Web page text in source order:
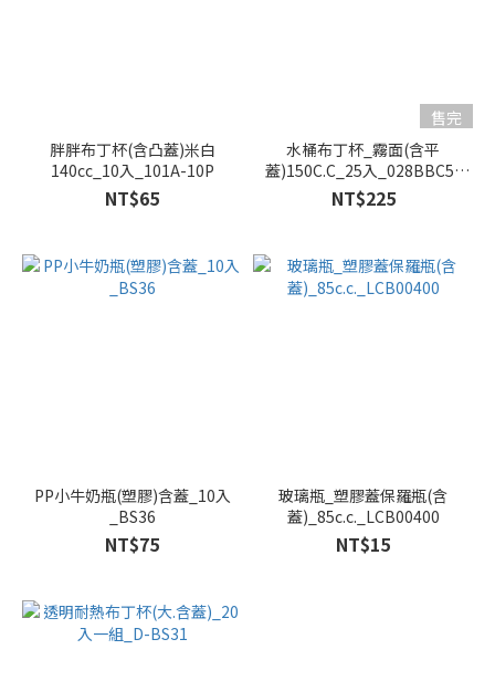
胖胖布丁杯(含凸蓋)米白
140cc_10入_101A-10P
NT$65
售完
水桶布丁杯_霧面(含平
蓋)150C.C_25入_028BBC5-
25P
NT$225
PP小牛奶瓶(塑膠)含蓋_10入
_BS36
NT$75
玻璃瓶_塑膠蓋保羅瓶(含
蓋)_85c.c._LCB00400
NT$15